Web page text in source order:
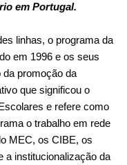
em Portugal.
linhas, o programa da
em 1996 e os seus
da promoção da
que significou o
e refere como
o trabalho em rede
MEC, os CIBE, os
a institucionalização da